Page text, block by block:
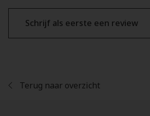
Schrijf als eerste een review
Terug naar overzicht